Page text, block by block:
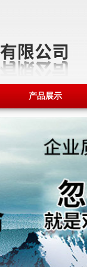
产品展示